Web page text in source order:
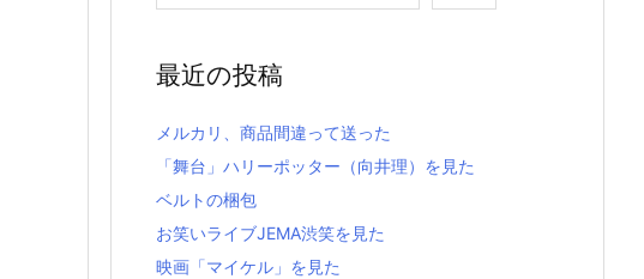
最近の投稿
メルカリ、商品間違って送った
「舞台」ハリーポッター（向井理）を見た
ベルトの梱包
お笑いライブJEMA渋笑を見た
映画「マイケル」を見た